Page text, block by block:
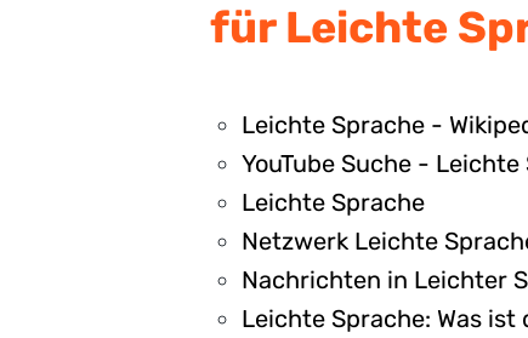
für Leichte
Leichte Sprache -
YouTube Suche - Leichte
Leichte Sprache
Netzwerk Leichte
Nachrichten in Leichter
Leichte Sprache: Was